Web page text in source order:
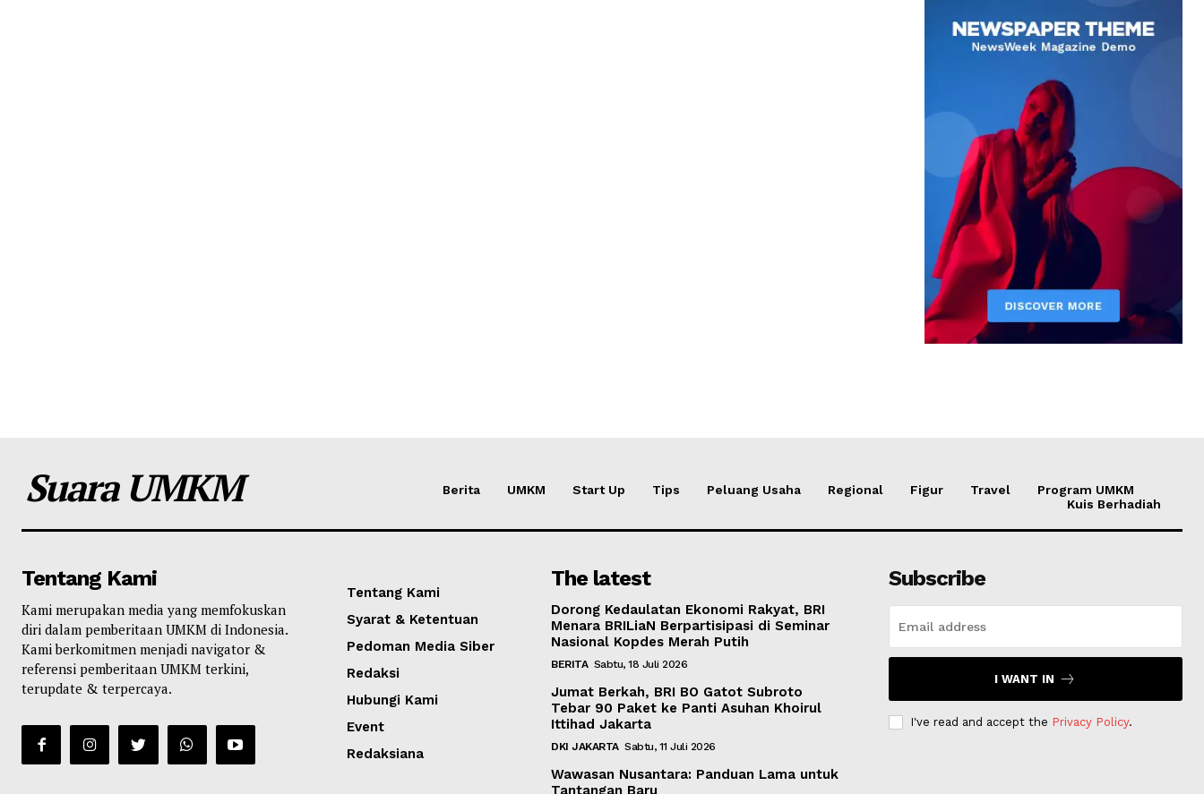
Suara UMKM Berita UMKM Start Up Tips Peluang Usaha Regional Figur Travel
Program UMKM
Kuis Berhadiah
Tentang Kami
Kami merupakan media yang memfokuskan
diri dalam pemberitaan UMKM di Indonesia.
Kami berkomitmen menjadi navigator &
referensi pemberitaan UMKM terkini,
terupdate & terpercaya.
Tentang Kami
Syarat & Ketentuan
Pedoman Media Siber
Redaksi
Hubungi Kami
Event
Redaksiana
The latest
Dorong Kedaulatan Ekonomi Rakyat, BRI
Menara BRILiaN Berpartisipasi di Seminar
Nasional Kopdes Merah Putih
BERITA Sabtu, 18 Juli 2026
Jumat Berkah, BRI BO Gatot Subroto
Tebar 90 Paket ke Panti Asuhan Khoirul
Ittihad Jakarta
DKI JAKARTA Sabtu, 11 Juli 2026
Wawasan Nusantara: Panduan Lama untuk
Tantangan Baru
Subscribe
I WANT IN
I've read and accept the Privacy Policy.